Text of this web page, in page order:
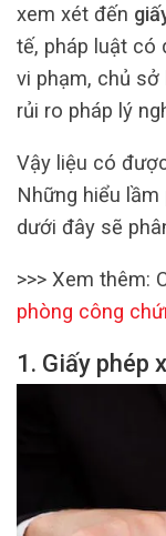
xem xét đến
tế, pháp luật có
vi phạm, chủ
rủi ro pháp lý
Vậy liệu có
Những hiểu
dưới đây sẽ
>>> Xem thêm:
phòng công
1. Giấy phép